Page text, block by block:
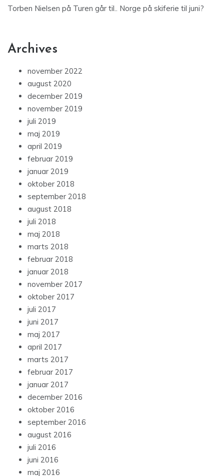
Torben Nielsen på Turen går til.. Norge på skiferie til juni?
Archives
november 2022
august 2020
december 2019
november 2019
juli 2019
maj 2019
april 2019
februar 2019
januar 2019
oktober 2018
september 2018
august 2018
juli 2018
maj 2018
marts 2018
februar 2018
januar 2018
november 2017
oktober 2017
juli 2017
juni 2017
maj 2017
april 2017
marts 2017
februar 2017
januar 2017
december 2016
oktober 2016
september 2016
august 2016
juli 2016
juni 2016
maj 2016